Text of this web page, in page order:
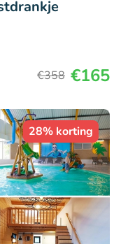
€358 €165
28% korting